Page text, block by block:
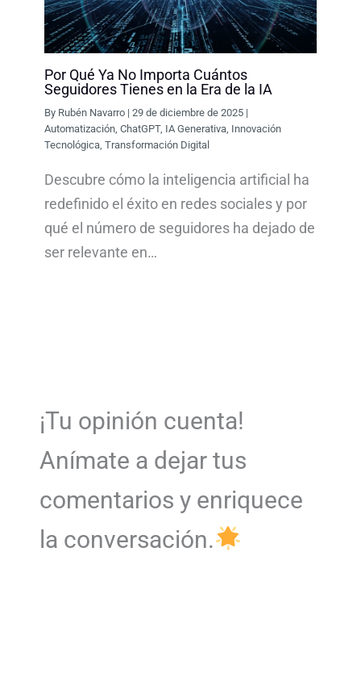
Por Qué Ya No Importa Cuántos
Seguidores Tienes en la Era de la IA
By Rubén Navarro |29 de diciembre de 2025 |
Automatización ,ChatGPT, IA Generativa Innovación
Tecnológica ,Transformación Digital
Descubre cómo la inteligencia artificial ha
redefinido el éxito en redes sociales y por
qué el número de seguidores ha dejado de
ser relevante en…
¡Tu opinión cuenta!
Anímate a dejar tus
comentarios y enriquece
la conversación.